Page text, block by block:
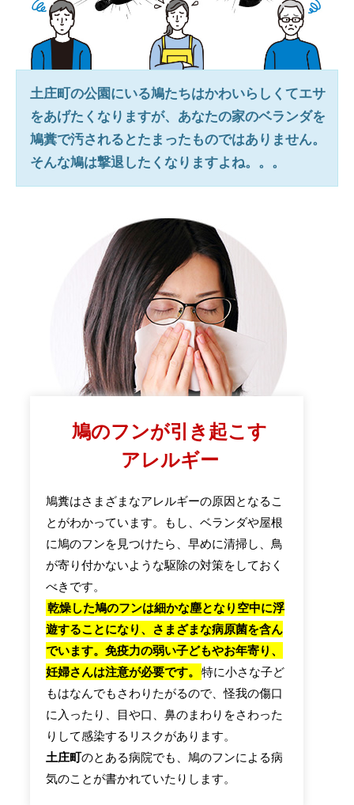
土庄町の公園にいる鳩たちはかわいらしくてエサ
をあげたくなりますが、あなたの家のベランダを
鳩糞で汚されるとたまったものではありません。
そんな鳩は撃退したくなりますよね。。。
鳩のフンが引き起こす
アレルギー
鳩糞はさまざまなアレルギーの原因となるこ
とがわかっています。もし、ベランダや屋根
に鳩のフンを見つけたら、早めに清掃し、鳥
が寄り付かないような駆除の対策をしておく
べきです。
乾燥した鳩のフンは細かな塵となり空中に浮
遊することになり、さまざまな病原菌を含ん
でいます。免疫力の弱い子どもやお年寄り、
妊婦さんは注意が必要です。
特に小さな子ど
もはなんでもさわりたがるので、怪我の傷口
に入ったり、目や口、鼻のまわりをさわった
りして感染するリスクがあります。
土庄町のとある病院でも、鳩のフンによる病
気のことが書かれていたりします。